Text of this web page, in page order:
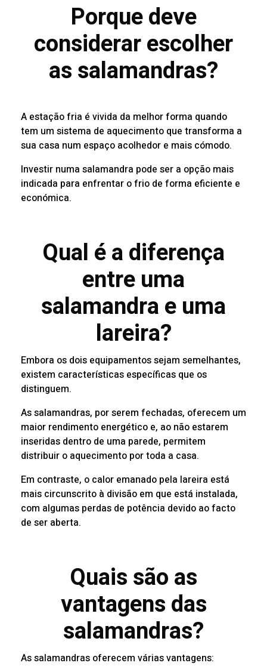
Porque deve
considerar escolher
as salamandras?
A estação fria é vivida da melhor forma quando
tem um sistema de aquecimento que transforma a
sua casa num espaço acolhedor e mais cómodo.
Investir numa salamandra pode ser a opção mais
indicada para enfrentar o frio de forma eficiente e
económica.
Qual é a diferença
entre uma
salamandra e uma
lareira?
Embora os dois equipamentos sejam semelhantes,
existem características específicas que os
distinguem.
As salamandras, por serem fechadas, oferecem um
maior rendimento energético e, ao não estarem
inseridas dentro de uma parede, permitem
distribuir o aquecimento por toda a casa.
Em contraste, o calor emanado pela lareira está
mais circunscrito à divisão em que está instalada,
com algumas perdas de potência devido ao facto
de ser aberta.
Quais são as
vantagens das
salamandras?
As salamandras oferecem várias vantagens: